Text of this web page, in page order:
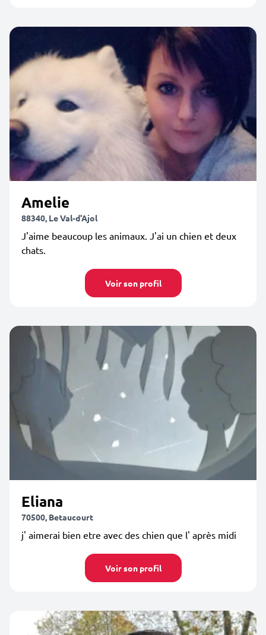
Amelie
88340, Le Val-d'Ajol
J'aime beaucoup les animaux. J'ai un chien et deux
chats.
Voir son profil
Eliana
70500, Betaucourt
j' aimerai bien etre avec des chien que l' après midi
Voir son profil